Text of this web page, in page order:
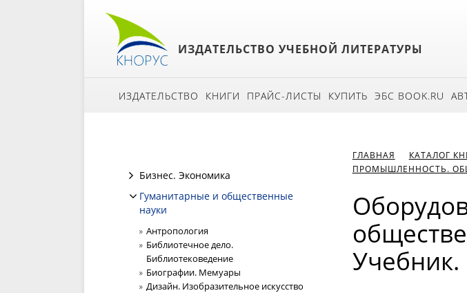
ИЗДАТЕЛЬСТВО УЧЕБНОЙ ЛИТЕРАТУРЫ
ИЗДАТЕЛЬСТВО КНИГИ ПРАЙС-ЛИСТЫ КУПИТЬ ЭБС BOOK.RU
Бизнес. Экономика
Гуманитарные и общественные
науки
Антропология
Библиотечное дело.
Библиотековедение
Биографии. Мемуары
Дизайн. Изобразительное искусство
ГЛАВНАЯ КАТАЛОГ
ПРОМЫШЛЕННОСТЬ.
Учебник.